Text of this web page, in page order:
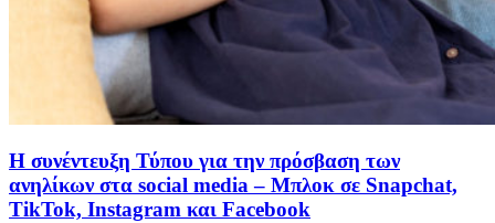
Η συνέντευξη Τύπου για την πρόσβαση των
ανηλίκων στα social media – Μπλοκ σε Snapchat,
TikTok, Instagram και Facebook